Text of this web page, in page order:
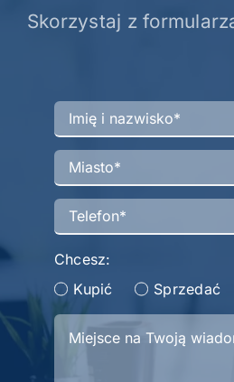
Skorzystaj z
Chcesz:
Kupić
Sprzedać